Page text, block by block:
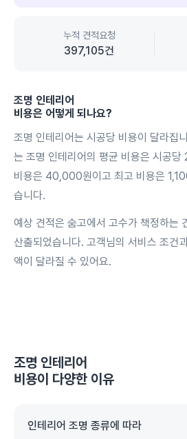
누적 견적요청
397,105건
조명 인테리어
비용은 어떻게 되나요?
조명 인테리어는 시공당 비용이 달라집
는 조명 인테리어의 평균 비용은 시공
비용은 40,000원이고 최고 비용은
습니다.
예상 견적은 숨고에서 고수가 책정하는
산출되었습니다. 고객님의 서비스 조건
액이 달라질 수 있어요.
조명 인테리어
비용이 다양한 이유
인테리어 조명 종류에 따라